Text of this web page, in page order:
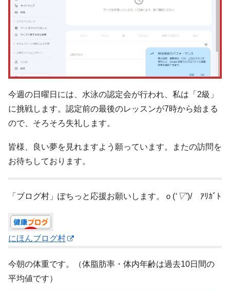
今週の日曜日には、水泳の認定会が行われ、私は「2級」
に挑戦します。認定前の最後のレッスンが7時から始まる
ので、そろそろ失礼します。
皆様、良い夢を見れますよう願っています。またの訪問を
お待ちしております。
「ブログ村」ぽちっと応援お願いします。ｏ(‘▽’)/ ｱﾘｶﾞﾄ
にほんブログ村
今朝の体重です。（体脂肪率・体内年齢は過去10日間の
平均値です）